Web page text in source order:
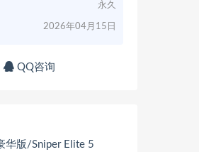
永久
2026年04月15日
QQ咨询